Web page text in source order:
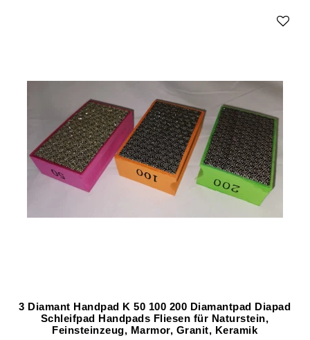
3 Diamant Handpad K 50 100 200 Diamantpad Diapad
Schleifpad Handpads Fliesen für Naturstein,
Feinsteinzeug, Marmor, Granit, Keramik